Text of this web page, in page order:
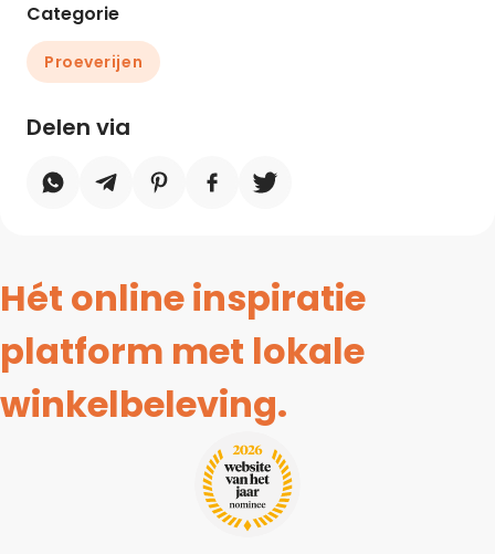
Categorie
Proeverijen
Delen via
Hét online inspiratie
platform met lokale
winkelbeleving.